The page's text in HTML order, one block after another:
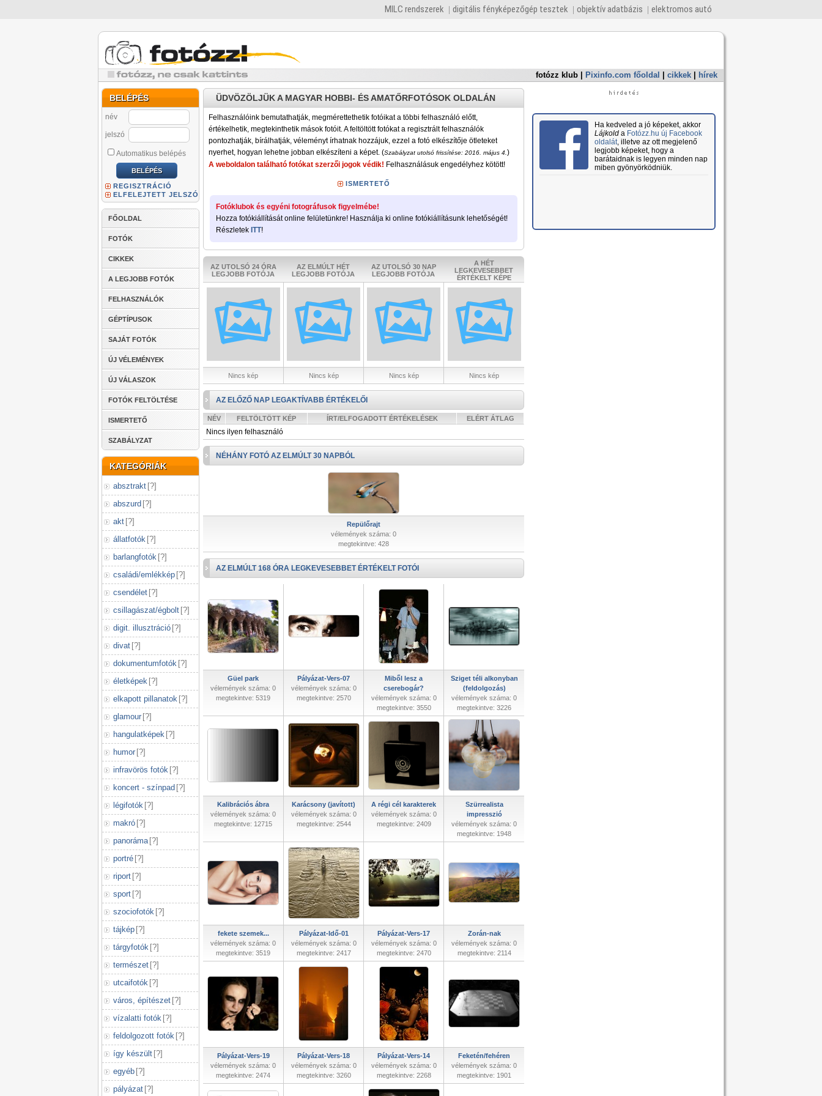
MILC rendszerek digitális fényképezőgép tesztek objektív adatbázis elektromos autó
fotózz klub Pixinfo.com főoldal cikkek hírek
BELÉPÉS
név
jelszó
Automatikus belépés
REGISZTRÁCIÓ
ELFELEJTETT JELSZÓ
FŐOLDAL
FOTÓK
CIKKEK
A LEGJOBB FOTÓK
FELHASZNÁLÓK
GÉPTÍPUSOK
SAJÁT FOTÓK
ÚJ VÉLEMÉNYEK
ÚJ VÁLASZOK
FOTÓK FELTÖLTÉSE
ISMERTETŐ
SZABÁLYZAT
KATEGÓRIÁK
absztrakt [?]
abszurd [?]
akt [?]
állatfotók [?]
barlangfotók [?]
családi/emlékkép [?]
csendélet [?]
csillagászat/égbolt [?]
digit. illusztráció [?]
divat [?]
dokumentumfotók [?]
életképek [?]
elkapott pillanatok [?]
glamour [?]
hangulatképek [?]
humor [?]
infravörös fotók [?]
koncert - színpad [?]
légifotók [?]
makró [?]
panoráma [?]
portré [?]
riport [?]
sport [?]
szociofotók [?]
tájkép [?]
tárgyfotók [?]
természet [?]
utcaifotók [?]
város, építészet [?]
vízalatti fotók [?]
feldolgozott fotók [?]
így készült [?]
egyéb [?]
pályázat [?]
ÜDVÖZÖLJÜK A MAGYAR HOBBI- ÉS AMATŐRFOTÓSOK OLDALÁN
Felhasználóink bemutathatják, megmérettethetik fotóikat a többi felhasználó előtt,
értékelhetik, megtekinthetik mások fotóit. A feltöltött fotókat a regisztrált felhasználók
pontozhatják, bírálhatják, véleményt írhatnak hozzájuk, ezzel a fotó elkészítője ötleteket
nyerhet, hogyan lehetne jobban elkészíteni a képet. (Szabályzat utolsó frissítése: 2016. május 4. )
A weboldalon található fotókat szerzői jogok védik! Felhasználásuk engedélyhez kötött!
ISMERTETŐ
Fotóklubok és egyéni fotográfusok figyelmébe!
Hozza fotókiállítását online felületünkre! Használja ki online fotókiállításunk lehetőségét!
Részletek ITT!
AZ UTOLSÓ 24 ÓRA
LEGJOBB FOTÓJA
AZ ELMÚLT HÉT
LEGJOBB FOTÓJA
AZ UTOLSÓ 30 NAP
LEGJOBB FOTÓJA
A HÉT
LEGKEVESEBBET
ÉRTÉKELT KÉPE
Nincs kép Nincs kép Nincs kép Nincs kép
AZ ELŐZŐ NAP LEGAKTÍVABB ÉRTÉKELŐI
NÉV FELTÖLTÖTT KÉP ÍRT/ELFOGADOTT ÉRTÉKELÉSEK ELÉRT ÁTLAG
Nincs ilyen felhasználó
NÉHÁNY FOTÓ AZ ELMÚLT 30 NAPBÓL
Repülőrajt
vélemények száma: 0
megtekintve: 428
AZ ELMÚLT 168 ÓRA LEGKEVESEBBET ÉRTÉKELT FOTÓI
Güel park
vélemények száma: 0
megtekintve: 5319
Pályázat-Vers-07
vélemények száma: 0
megtekintve: 2570
Miből lesz a
cserebogár?
vélemények száma: 0
megtekintve: 3550
Sziget téli alkonyban
(feldolgozás)
vélemények száma: 0
megtekintve: 3226
Kalibrációs ábra
vélemények száma: 0
megtekintve: 12715
Karácsony (javított)
vélemények száma: 0
megtekintve: 2544
A régi cél karakterek
vélemények száma: 0
megtekintve: 2409
Szürrealista
impresszió
vélemények száma: 0
megtekintve: 1948
fekete szemek...
vélemények száma: 0
megtekintve: 3519
Pályázat-Idő-01
vélemények száma: 0
megtekintve: 2417
Pályázat-Vers-17
vélemények száma: 0
megtekintve: 2470
Zorán-nak
vélemények száma: 0
megtekintve: 2114
Pályázat-Vers-19
vélemények száma: 0
megtekintve: 2474
Pályázat-Vers-18
vélemények száma: 0
megtekintve: 3260
Pályázat-Vers-14
vélemények száma: 0
megtekintve: 2268
Feketén/fehéren
vélemények száma: 0
megtekintve: 1901
Ha kedveled a jó képeket, akkor
Lájkolda Fotózz.hu új Facebook
oldalát, illetve az ott megjelenő
legjobb képeket, hogy a
barátaidnak is legyen minden nap
miben gyönyörködniük.